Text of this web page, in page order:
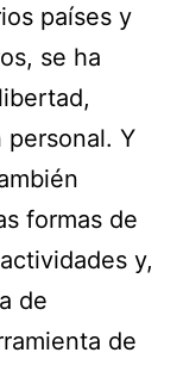
países y
se ha
personal. Y
formas de
y,
de
de